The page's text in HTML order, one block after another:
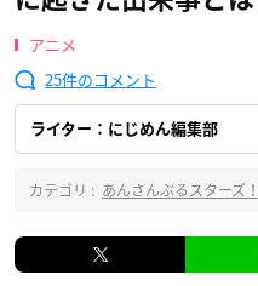
アニメ
25
ライター：にじめん編集部
カテゴリ : あんさんぶるスターズ！